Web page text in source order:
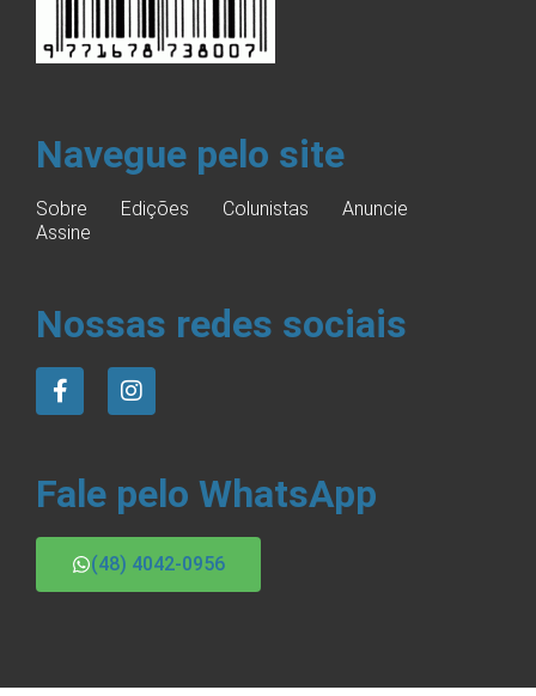
Navegue pelo site
Sobre Edições Colunistas
Anuncie
Assine
Nossas redes sociais
Fale pelo WhatsApp
(48) 4042-0956